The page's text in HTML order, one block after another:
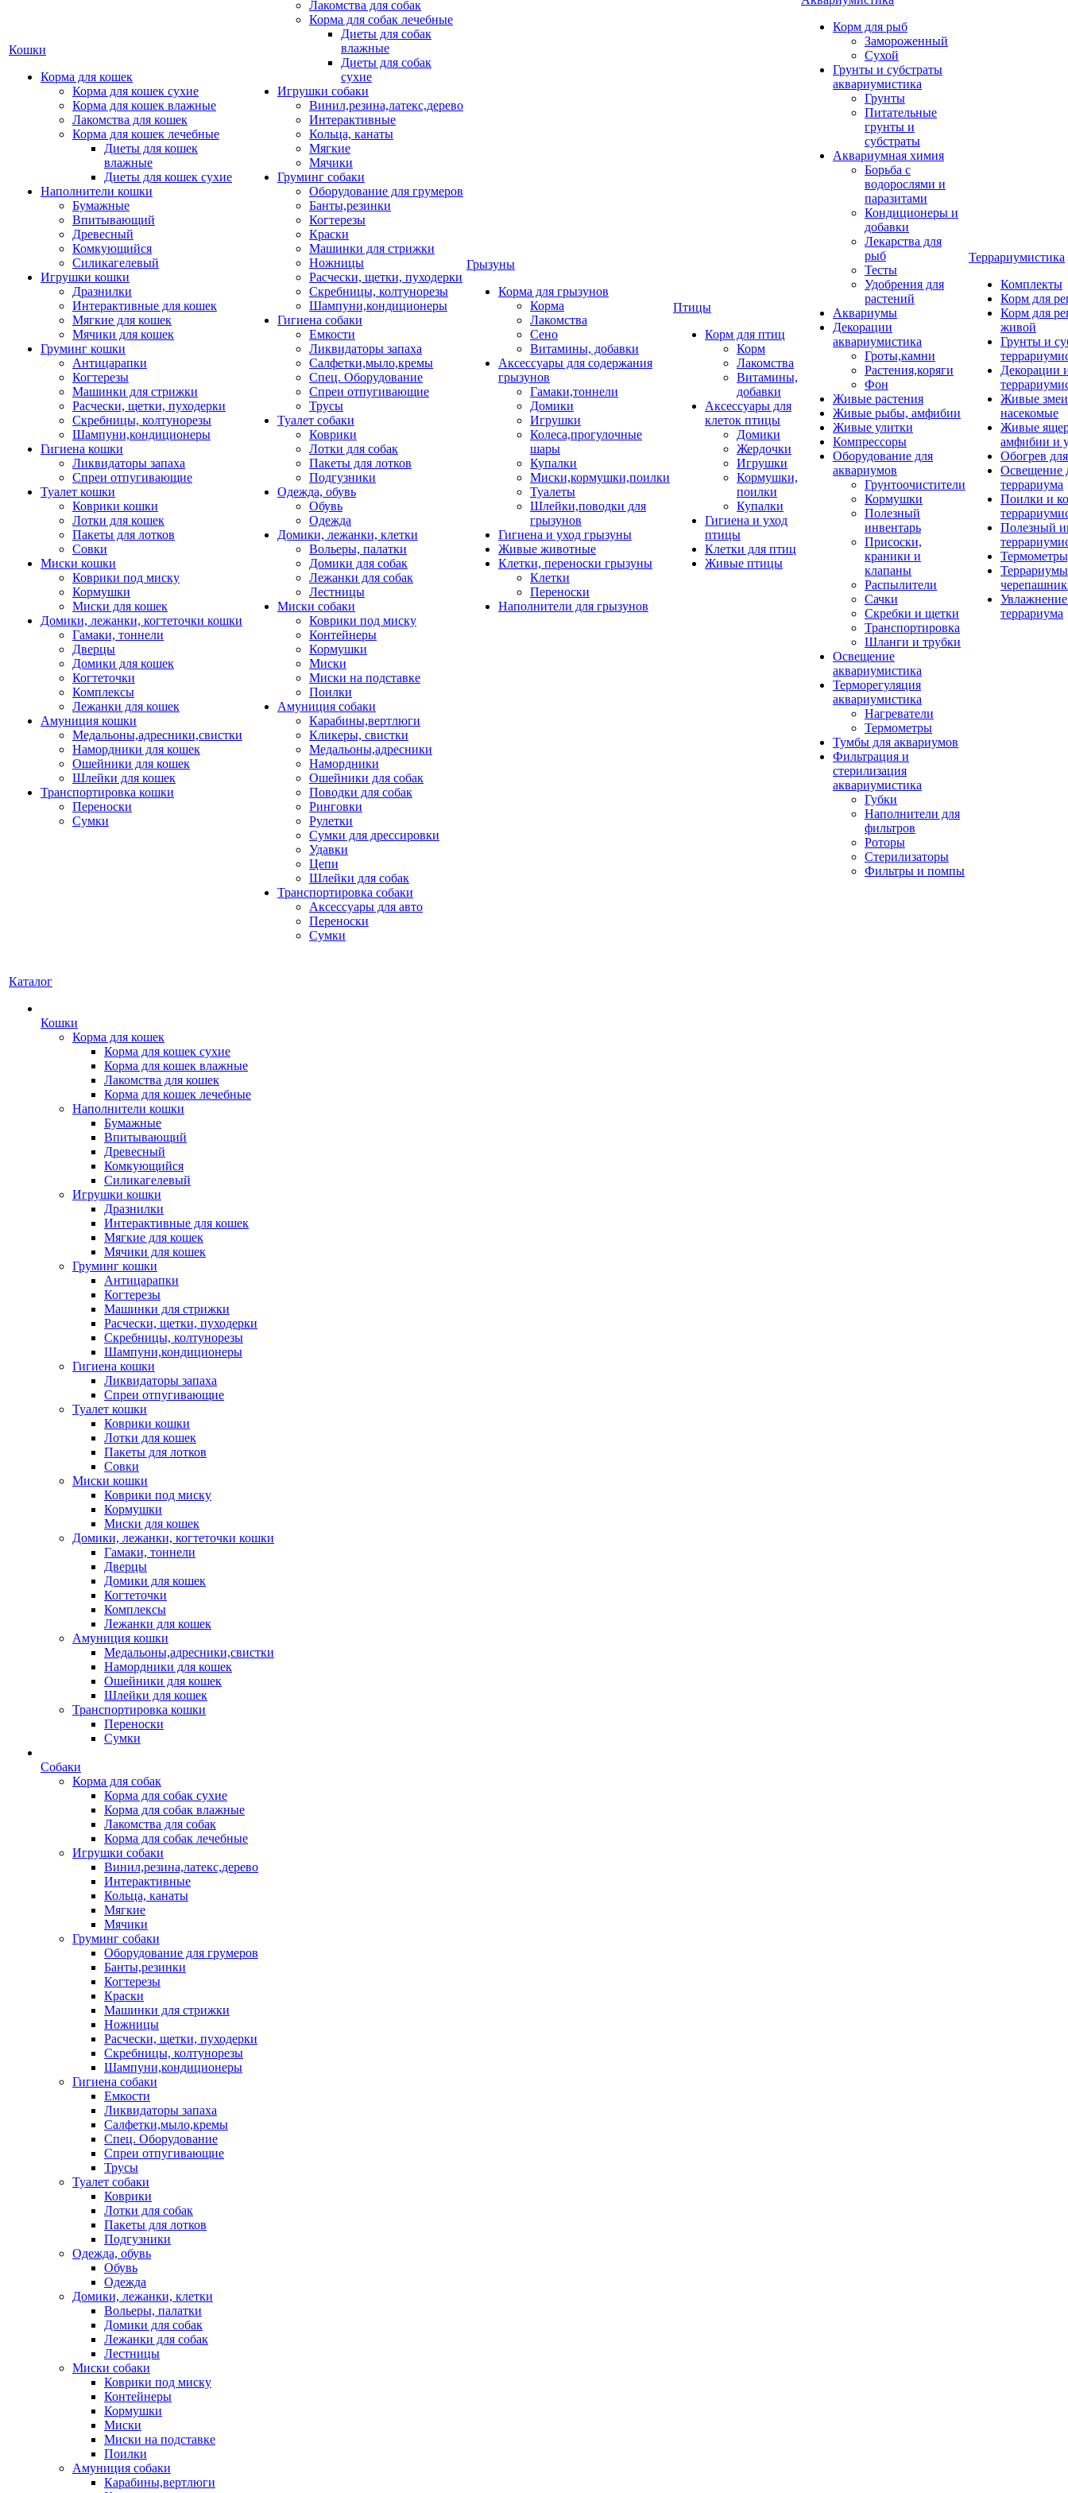
Кошки
Корма для кошек
Корма для кошек сухие
Корма для кошек влажные
Лакомства для кошек
Корма для кошек лечебные
Диеты для кошек
влажные
Диеты для кошек сухие
Наполнители кошки
Бумажные
Впитывающий
Древесный
Комкующийся
Силикагелевый
Игрушки кошки
Дразнилки
Интерактивные для кошек
Мягкие для кошек
Мячики для кошек
Груминг кошки
Антицарапки
Когтерезы
Машинки для стрижки
Расчески, щетки, пуходерки
Скребницы, колтунорезы
Шампуни,кондиционеры
Гигиена кошки
Ликвидаторы запаха
Спреи отпугивающие
Туалет кошки
Коврики кошки
Лотки для кошек
Пакеты для лотков
Совки
Миски кошки
Коврики под миску
Кормушки
Миски для кошек
Домики, лежанки, когтеточки кошки
Гамаки, тоннели
Дверцы
Домики для кошек
Когтеточки
Комплексы
Лежанки для кошек
Амуниция кошки
Медальоны,адресники,свистки
Намордники для кошек
Ошейники для кошек
Шлейки для кошек
Транспортировка кошки
Переноски
Сумки
Лакомства для собак
Корма для собак лечебные
Диеты для собак
влажные
Диеты для собак
сухие
Игрушки собаки
Винил,резина,латекс,дерево
Интерактивные
Кольца, канаты
Мягкие
Мячики
Груминг собаки
Оборудование для грумеров
Банты,резинки
Когтерезы
Краски
Машинки для стрижки
Ножницы
Расчески, щетки, пуходерки
Скребницы, колтунорезы
Шампуни,кондиционеры
Гигиена собаки
Емкости
Ликвидаторы запаха
Салфетки,мыло,кремы
Спец. Оборудование
Спреи отпугивающие
Трусы
Туалет собаки
Коврики
Лотки для собак
Пакеты для лотков
Подгузники
Одежда, обувь
Обувь
Одежда
Домики, лежанки, клетки
Вольеры, палатки
Домики для собак
Лежанки для собак
Лестницы
Миски собаки
Коврики под миску
Контейнеры
Кормушки
Миски
Миски на подставке
Поилки
Амуниция собаки
Карабины,вертлюги
Кликеры, свистки
Медальоны,адресники
Намордники
Ошейники для собак
Поводки для собак
Ринговки
Рулетки
Сумки для дрессировки
Удавки
Цепи
Шлейки для собак
Транспортировка собаки
Аксессуары для авто
Переноски
Сумки
Грызуны
Корма для грызунов
Корма
Лакомства
Сено
Витамины, добавки
Аксессуары для содержания
грызунов
Гамаки,тоннели
Домики
Игрушки
Колеса,прогулочные
шары
Купалки
Миски,кормушки,поилки
Туалеты
Шлейки,поводки для
грызунов
Гигиена и уход грызуны
Живые животные
Клетки, переноски грызуны
Клетки
Переноски
Наполнители для грызунов
Птицы
Корм для птиц
Корм
Лакомства
Витамины,
добавки
Аксессуары для
клеток птицы
Домики
Жердочки
Игрушки
Кормушки,
поилки
Купалки
Гигиена и уход
птицы
Клетки для птиц
Живые птицы
Корм для рыб
Замороженный
Сухой
Грунты и субстраты
аквариумистика
Грунты
Питательные
грунты и
субстраты
Аквариумная химия
Борьба с
водорослями и
паразитами
Кондиционеры и
добавки
Лекарства для
рыб
Тесты
Удобрения для
растений
Аквариумы
Декорации
аквариумистика
Гроты,камни
Растения,коряги
Фон
Живые растения
Живые рыбы, амфибии
Живые улитки
Компрессоры
Оборудование для
аквариумов
Грунтоочистители
Кормушки
Полезный
инвентарь
Присоски,
краники и
клапаны
Распылители
Сачки
Скребки и щетки
Транспортировка
Шланги и трубки
Освещение
аквариумистика
Терморегуляция
аквариумистика
Нагреватели
Термометры
Тумбы для аквариумов
Фильтрация и
стерилизация
аквариумистика
Губки
Наполнители для
фильтров
Роторы
Стерилизаторы
Фильтры и помпы
Террариумистика
Комплекты
Корм для
Корм для
живой
Грунты и
Декорации
Живые
насекомые
Живые
амфибии и
Обогрев
Освещение
террариума
Поилки и
Полезный
террариума
Каталог
Кошки
Корма для кошек
Корма для кошек сухие
Корма для кошек влажные
Лакомства для кошек
Корма для кошек лечебные
Наполнители кошки
Бумажные
Впитывающий
Древесный
Комкующийся
Силикагелевый
Игрушки кошки
Дразнилки
Интерактивные для кошек
Мягкие для кошек
Мячики для кошек
Груминг кошки
Антицарапки
Когтерезы
Машинки для стрижки
Расчески, щетки, пуходерки
Скребницы, колтунорезы
Шампуни,кондиционеры
Гигиена кошки
Ликвидаторы запаха
Спреи отпугивающие
Туалет кошки
Коврики кошки
Лотки для кошек
Пакеты для лотков
Совки
Миски кошки
Коврики под миску
Кормушки
Миски для кошек
Домики, лежанки, когтеточки кошки
Гамаки, тоннели
Дверцы
Домики для кошек
Когтеточки
Комплексы
Лежанки для кошек
Амуниция кошки
Медальоны,адресники,свистки
Намордники для кошек
Ошейники для кошек
Шлейки для кошек
Транспортировка кошки
Переноски
Сумки
Собаки
Корма для собак
Корма для собак сухие
Корма для собак влажные
Лакомства для собак
Корма для собак лечебные
Игрушки собаки
Винил,резина,латекс,дерево
Интерактивные
Кольца, канаты
Мягкие
Мячики
Груминг собаки
Оборудование для грумеров
Банты,резинки
Когтерезы
Краски
Машинки для стрижки
Ножницы
Расчески, щетки, пуходерки
Скребницы, колтунорезы
Шампуни,кондиционеры
Гигиена собаки
Емкости
Ликвидаторы запаха
Салфетки,мыло,кремы
Спец. Оборудование
Спреи отпугивающие
Трусы
Туалет собаки
Коврики
Лотки для собак
Пакеты для лотков
Подгузники
Одежда, обувь
Обувь
Одежда
Домики, лежанки, клетки
Вольеры, палатки
Домики для собак
Лежанки для собак
Лестницы
Миски собаки
Коврики под миску
Контейнеры
Кормушки
Миски
Миски на подставке
Поилки
Амуниция собаки
Карабины,вертлюги